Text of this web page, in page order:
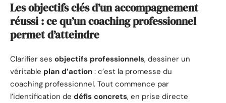
Les objectifs clés d’un accompagnement
réussi : ce qu’un coaching professionnel
permet d’atteindre
Clarifier ses objectifs professionnels, dessiner un
véritable plan d’action : c’est la promesse du
coaching professionnel. Tout commence par
l’identification de défis concrets, en prise directe